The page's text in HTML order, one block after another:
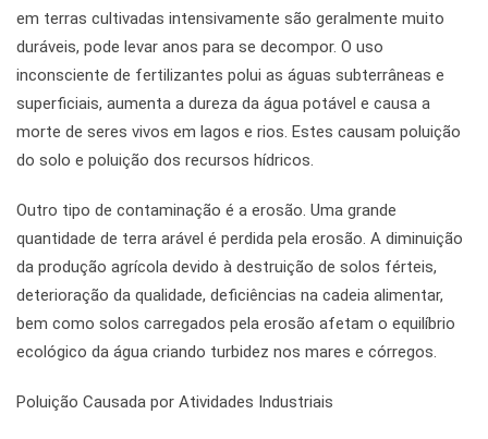
em terras cultivadas intensivamente são geralmente muito
duráveis, pode levar anos para se decompor. O uso
inconsciente de fertilizantes polui as águas subterrâneas e
superficiais, aumenta a dureza da água potável e causa a
morte de seres vivos em lagos e rios. Estes causam poluição
do solo e poluição dos recursos hídricos.
Outro tipo de contaminação é a erosão. Uma grande
quantidade de terra arável é perdida pela erosão. A diminuição
da produção agrícola devido à destruição de solos férteis,
deterioração da qualidade, deficiências na cadeia alimentar,
bem como solos carregados pela erosão afetam o equilíbrio
ecológico da água criando turbidez nos mares e córregos.
Poluição Causada por Atividades Industriais